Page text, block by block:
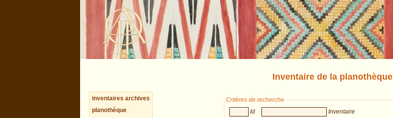
Inventaire de la planothèque
inventaires archives
planothèque
Critères de recherche
Id
Inventaire